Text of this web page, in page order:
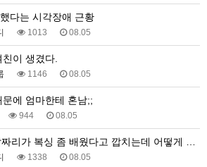
다는 시각장애 근황
1013 08.05
이 생겼다.
1146 08.05
문에 엄마한테 혼남;;
944 08.05
리가 복싱 좀 배웠다고 깝치는데 어떻게 …
1338 08.05